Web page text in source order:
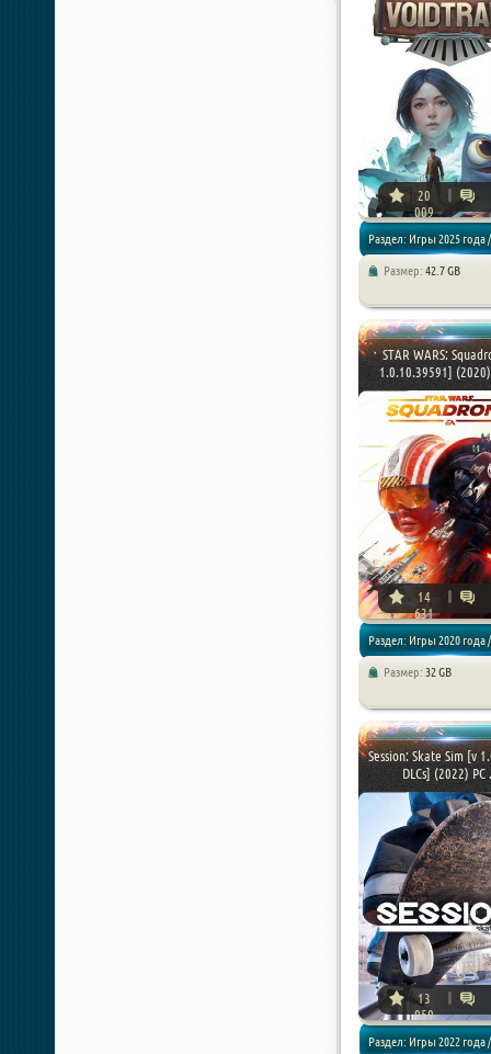
20
009
Раздел: Игры 2025 года /
Размер: 42.7 GB
STAR WARS:
1.0.10.39591]
14
631
Раздел: Игры 2020 года /
Размер: 32 GB
Session: Skate Sim [v
DLCs] (2022) PC
13
959
Раздел: Игры 2022 года /